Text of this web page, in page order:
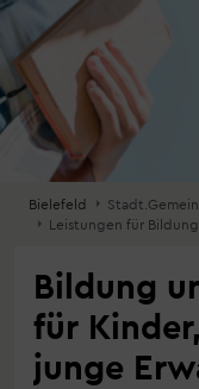
Bielefeld
Leistungen für
Bildung
für
junge